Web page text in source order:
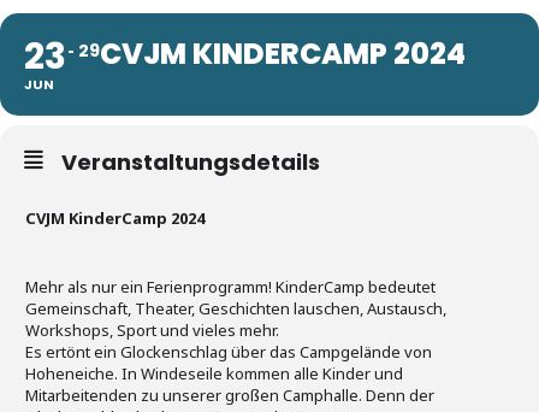
23
JUN
29CVJM KINDERCAMP 2024
Veranstaltungsdetails
CVJM KinderCamp 2024
Mehr als nur ein Ferienprogramm! KinderCamp bedeutet
Gemeinschaft, Theater, Geschichten lauschen, Austausch,
Workshops, Sport und vieles mehr.
Es ertönt ein Glockenschlag über das Campgelände von
Hoheneiche. In Windeseile kommen alle Kinder und
Mitarbeitenden zu unserer großen Camphalle. Denn der